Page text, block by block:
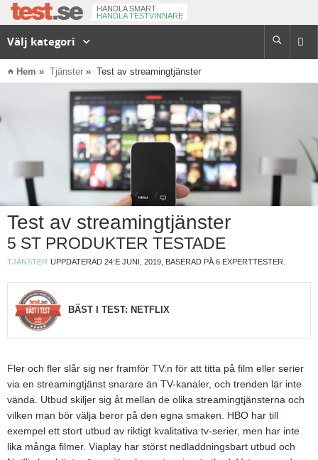
HANDLA SMART
HANDLA TESTVINNARE
Välj kategori 
⌂ Hem Tjänster Test av streamingtjänster
Test av streamingtjänster
5 ST PRODUKTER TESTADE
TJÄNSTER UPPDATERAD 24:E JUNI, 2019, BASERAD PÅ 6 EXPERTTESTER.
BÄST I TEST: NETFLIX
Fler och fler slår sig ner framför TV:n för att titta på film eller serier
via en streamingtjänst snarare än TV-kanaler, och trenden lär inte
vända. Utbud skiljer sig åt mellan de olika streamingtjänsterna och
vilken man bör välja beror på den egna smaken. HBO har till
exempel ett stort utbud av riktigt kvalitativa tv-serier, men har inte
lika många filmer. Viaplay har störst nedladdningsbart utbud och